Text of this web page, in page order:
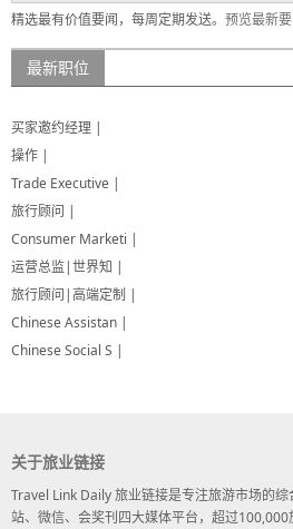
精选最有价值要闻，每周定期发送。 预览最新
最新职位
买家邀约经理 |
操作 |
Trade Executive |
旅行顾问 |
Consumer Marketi |
运营总监|世界知 |
旅行顾问|高端定制 |
Chinese Assistan |
Chinese Social S |
关于旅业链接
Travel Link Daily 旅业链接是专注旅游市场的
站、微信、会奖刊四大媒体平台，超过